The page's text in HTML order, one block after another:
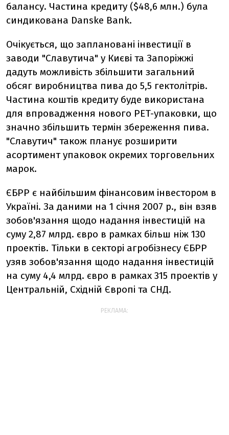
балансу. Частина кредиту ($48,6 млн.) була
синдикована Danske Bank.
Очікується, що заплановані інвестиції в
заводи "Славутича" у Києві та Запоріжжі
дадуть можливість збільшити загальний
обсяг виробництва пива до 5,5 гектолітрів.
Частина коштів кредиту буде використана
для впровадження нового PET-упаковки, що
значно збільшить термін збереження пива.
"Славутич" також планує розширити
асортимент упаковок окремих торговельних
марок.
ЄБРР є найбільшим фінансовим інвестором в
Україні. За даними на 1 січня 2007 р., він взяв
зобов'язання щодо надання інвестицій на
суму 2,87 млрд. євро в рамках більш ніж 130
проектів. Тільки в секторі агробізнесу ЄБРР
узяв зобов'язання щодо надання інвестицій
на суму 4,4 млрд. євро в рамках 315 проектів у
Центральній, Східній Європі та СНД.
РЕКЛАМА: